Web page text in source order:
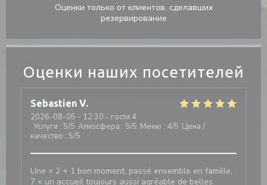
Оценки наших посетителей
Sebastien V
2026-08-05 - 12:30 - гости 4
Услуги : 5/5 Атмосфера : 5/5 Меню : 4/5 Цена /
качество : 5/5
Une × 2 + 1 bon moment, passé ensemble en famille,
7 × un accueil toujours aussi agréable de belles
Оценки только от клиентов, сделавших
резервирование